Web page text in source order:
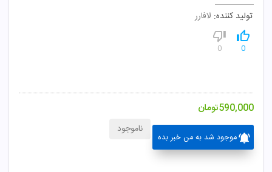
تولید کننده: لافارر
0
0
590,000تومان
موجود شد به من خبر بده
ناموجود